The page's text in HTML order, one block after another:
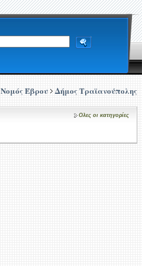
Νομός Έβρου Δήμος Τραϊανούπολης
Ολες οι κατηγορίες